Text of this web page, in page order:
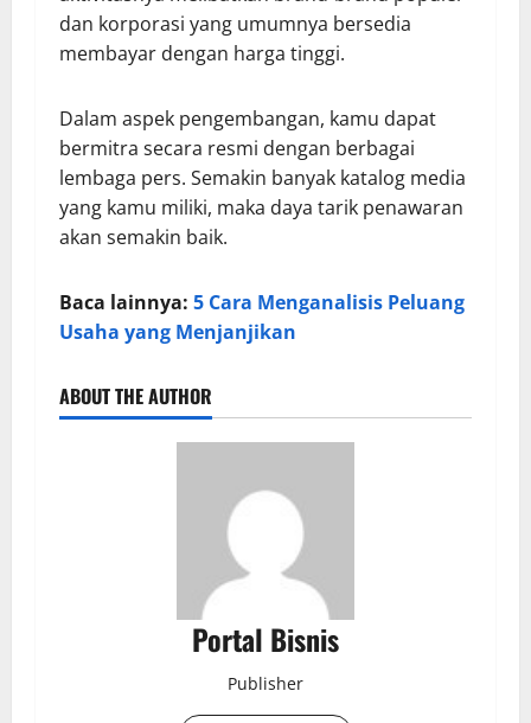
dan korporasi yang umumnya bersedia
membayar dengan harga tinggi.
Dalam aspek pengembangan, kamu dapat
bermitra secara resmi dengan berbagai
lembaga pers. Semakin banyak katalog media
yang kamu miliki, maka daya tarik penawaran
akan semakin baik.
Baca lainnya: 5 Cara Menganalisis Peluang
Usaha yang Menjanjikan
ABOUT THE AUTHOR
Portal Bisnis
Publisher